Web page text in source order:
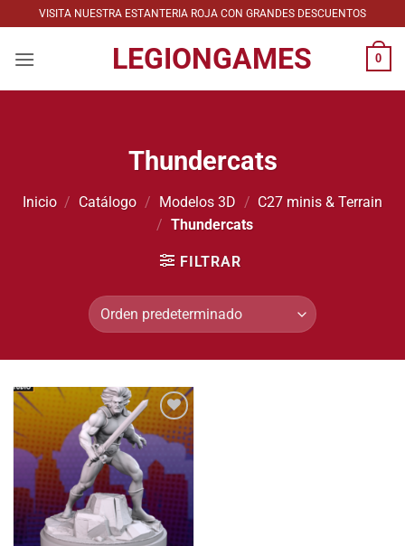
al
contenido
VISITA NUESTRA ESTANTERIA ROJA CON GRANDES DESCUENTOS
LEGIONGAMES 0
Thundercats
Inicio / Catálogo / Modelos 3D / C27 minis & Terrain
/ Thundercats
FILTRAR
Añadir
a la
lista
de
deseos